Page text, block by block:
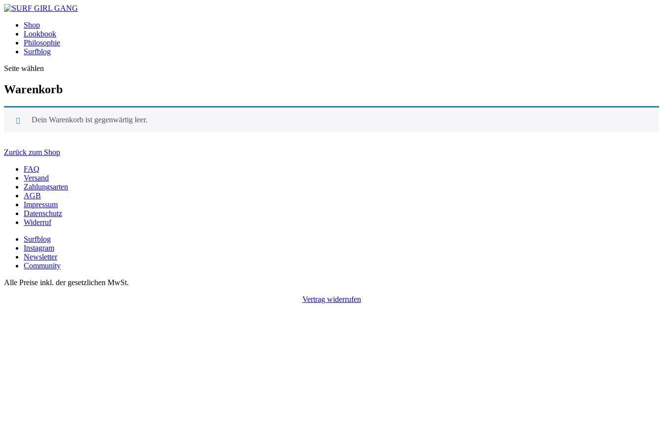
Shop
Lookbook
Philosophie
Surfblog
Seite wählen
Warenkorb
Dein Warenkorb ist gegenwärtig leer.
Zurück zum Shop
FAQ
Versand
Zahlungsarten
AGB
Impressum
Datenschutz
Widerruf
Surfblog
Instagram
Newsletter
Community
Alle Preise inkl. der gesetzlichen MwSt.
Vertrag widerrufen